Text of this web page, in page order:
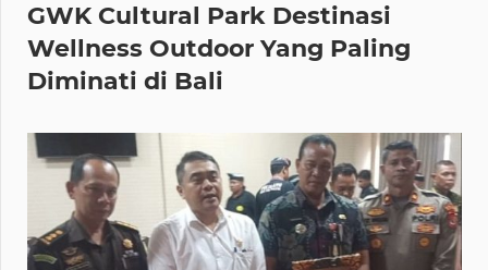
GWK Cultural Park Destinasi
Wellness Outdoor Yang Paling
Diminati di Bali